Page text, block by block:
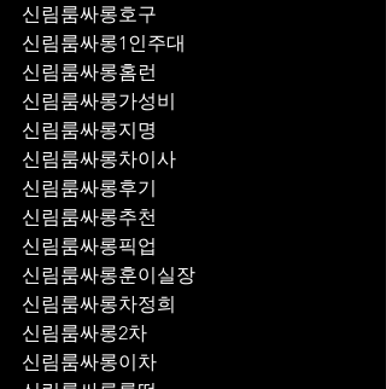
신림룸싸롱호구
신림룸싸롱1인주대
신림룸싸롱홈런
신림룸싸롱가성비
신림룸싸롱지명
신림룸싸롱차이사
신림룸싸롱후기
신림룸싸롱추천
신림룸싸롱훈이실장
신림룸싸롱차정희
신림룸싸롱2차
신림룸싸롱이차